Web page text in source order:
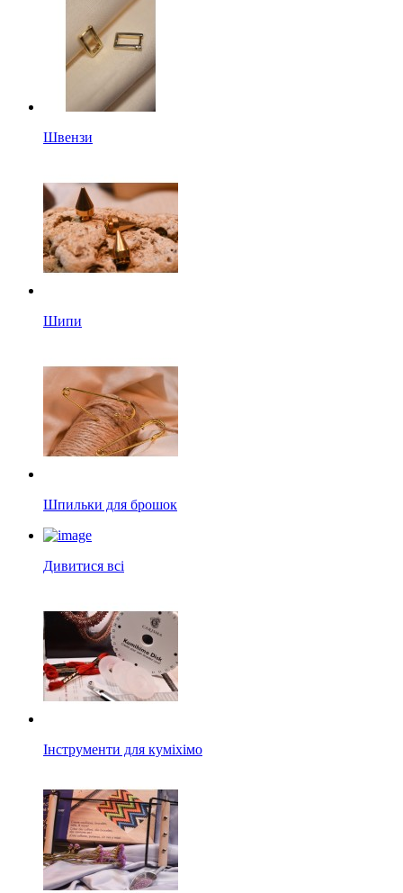
Швензи
Шипи
Шпильки для брошок
Дивитися всі
Інструменти для куміхімо